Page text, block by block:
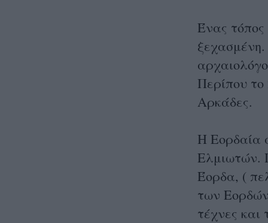
Ένας
Περίπου
Αρκάδες.
Η Εορδαία
Ελμιωτών.
Έορδα, (
των
τέχνες και